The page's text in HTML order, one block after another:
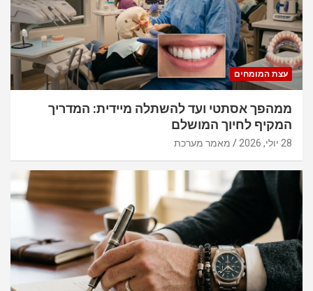
עצת המומחים
ממהפך אסתטי ועד להשתלה מיידית: המדריך
המקיף לחיוך המושלם
28 יולי, 2026 מאמר מערכת